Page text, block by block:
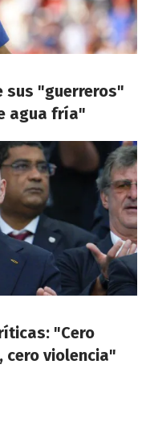
sus "guerreros"
agua fría"
"Cero
cero violencia"